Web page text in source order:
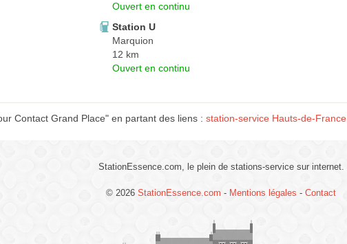
Ouvert en continu
Station U
Marquion
12 km
Ouvert en continu
Contact Grand Place" en partant des liens : station-service Hauts-de-France
StationEssence.com, le plein de stations-service sur internet.
© 2026 StationEssence.com - Mentions légales - Contact